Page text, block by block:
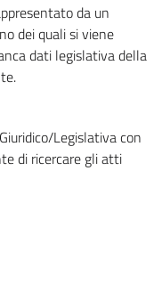
da un
dei quali si viene
dati legislativa della
Legislativa con
di ricercare gli atti